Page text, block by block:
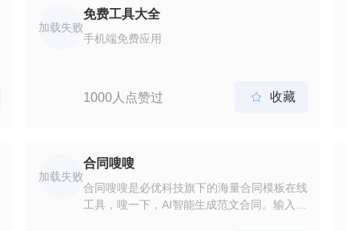
进度的前提下更换模板，以及在线编辑功能，
方便用户对PPT中的文字和图片进行快速修
改。秒出PPT的智能建议系统——秒出助手，
加载失败
免费工具大全
手机端免费应用
1000人点赞过  收藏
加载失败
合同嗖嗖
合同嗖嗖是必优科技旗下的海量合同模板在线
工具，嗖一下，AI智能生成范文合同。输入合